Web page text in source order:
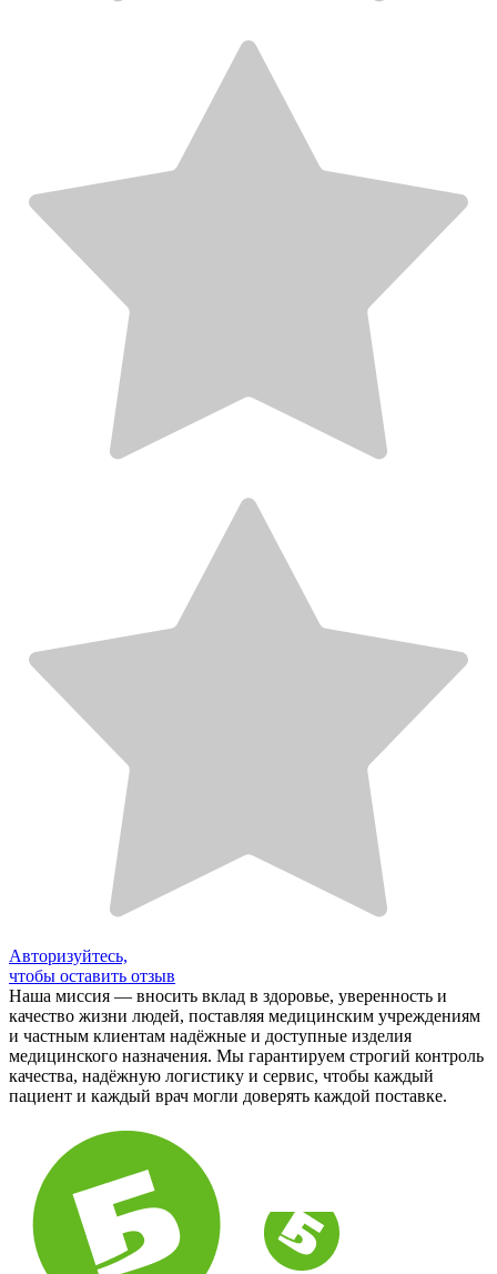
Авторизуйтесь,
чтобы оставить отзыв
Наша миссия — вносить вклад в здоровье, уверенность и
качество жизни людей, поставляя медицинским учреждениям
и частным клиентам надёжные и доступные изделия
медицинского назначения. Мы гарантируем строгий контроль
качества, надёжную логистику и сервис, чтобы каждый
пациент и каждый врач могли доверять каждой поставке.